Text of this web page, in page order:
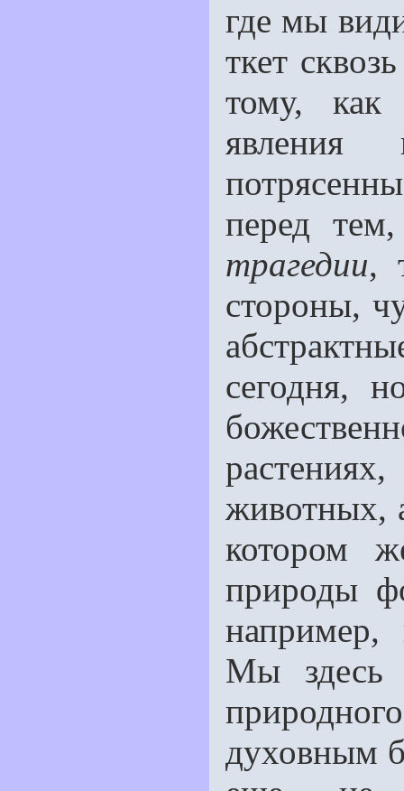
где мы
ткет
тому,
перед
трагедии,
стороны,
сегодня,
животных,
котором
природы
Мы здесь
духовным